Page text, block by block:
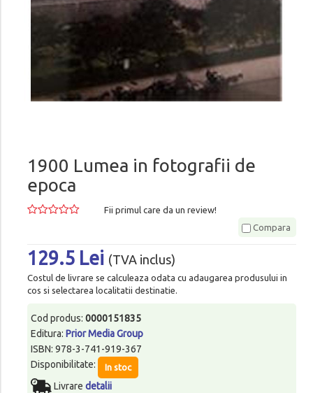
1900 Lumea in fotografii de
epoca
Fii primul care da un review!
Compara
129.5 Lei (TVA inclus)
Costul de livrare se calculeaza odata cu adaugarea produsului in
cos si selectarea localitatii destinatie.
Cod produs: 0000151835
Editura: Prior Media Group
ISBN: 978-3-741-919-367
Disponibilitate:
In stoc
Livrare detalii